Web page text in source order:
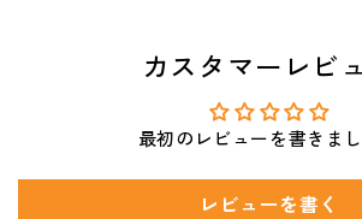
カスタマーレビ
最初のレビューを書きま
レビューを書く